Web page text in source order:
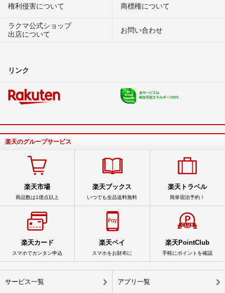
権利侵害について
商標権について
ラクマ公式ショップ
出店について
お問い合わせ
リンク
楽天のグループサービス
楽天市場
商品数は1億点以上
楽天ブックス
いつでも全品送料無料
楽天トラベル
簡単宿泊予約！
楽天カード
スマホでカンタン申込
楽天ペイ
スマホをお財布に
楽天PointClub
手軽にポイントを確認
サービス一覧 アプリ一覧